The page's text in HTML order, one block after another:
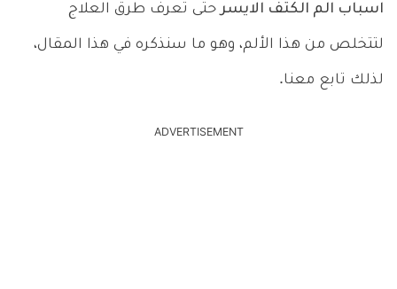
اسباب الم الكتف الايسرحتى تعرف طرق العلاج
لتتخلص من هذا الألم، وهو ما سنذكره في هذا المقال،
لذلك تابع معنا.
ADVERTISEMENT